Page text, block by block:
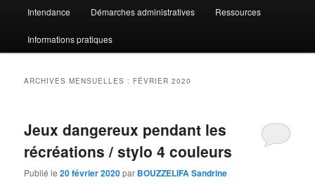
Intendance Démarches administratives Ressources
Informations pratiques
ARCHIVES MENSUELLES : FÉVRIER 2020
Jeux dangereux pendant les
récréations / stylo 4 couleurs
Publié le20 février 2020par BOUZZELIFA Sandrine